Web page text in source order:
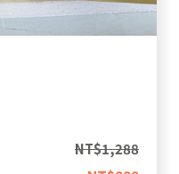
NT$1,288